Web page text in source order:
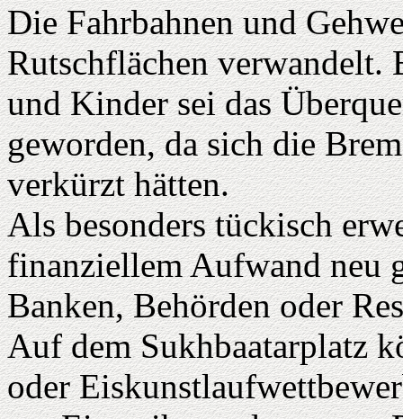
Die Fahrbahnen und
Rutschflächen verwandelt.
und Kinder sei das
geworden, da sich die
verkürzt hätten.
Als besonders tückisch
finanziellem Aufwand neu
Banken, Behörden oder
Auf dem Sukhbaatarplatz
oder